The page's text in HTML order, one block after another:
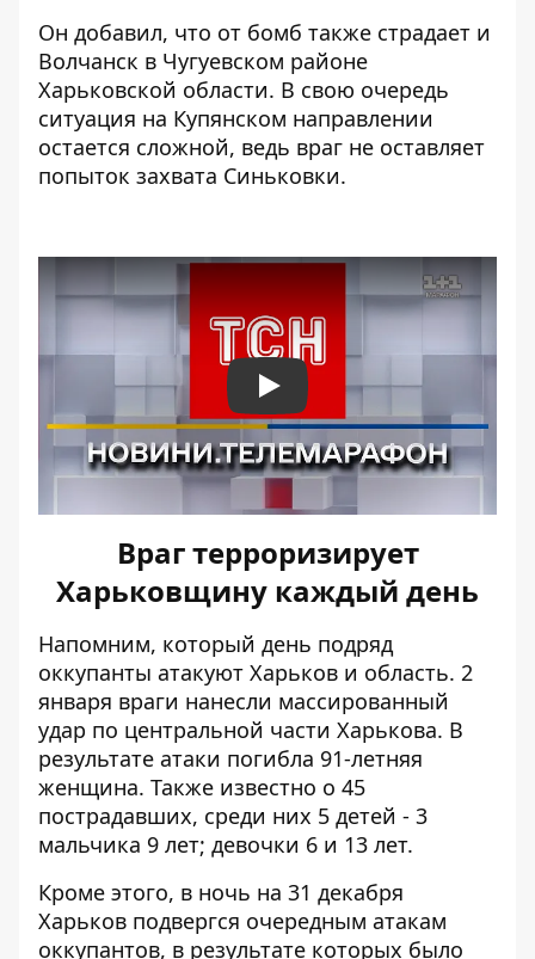
Он добавил, что от бомб также страдает и
Волчанск в Чугуевском районе
Харьковской области. В свою очередь
ситуация на Купянском направлении
остается сложной, ведь враг не оставляет
попыток захвата Синьковки.
Play
Враг терроризирует
Харьковщину каждый день
Напомним, который день подряд
оккупанты атакуют Харьков и область. 2
января враги нанесли массированный
удар по центральной части Харькова. В
результате атаки погибла 91-летняя
женщина. Также известно о 45
пострадавших, среди них 5 детей - 3
мальчика 9 лет; девочки 6 и 13 лет.
Кроме этого, в ночь на 31 декабря
Харьков подвергся очередным атакам
оккупантов, в результате которых было